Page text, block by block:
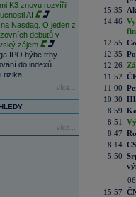
K3 znovu rozvířil
AI
Nasdaq. O jeden z
debutů v
zájem
IPO hýbe trhy.
do indexů
rizika
více...
více...
15:35
14:46
12:55
12:35
12:26
11:52
11:00
10:30
8:59
8:51
8:47
8:14
5:50
15:57